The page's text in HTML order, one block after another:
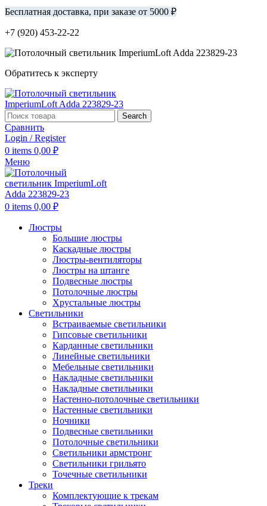
Бесплатная доставка, при заказе от 5000 ₽
+7 (920) 453-22-22
Обратитесь к эксперту
Search
Сравнить
Login / Register
0 items 0,00 ₽
Меню
0 items 0,00 ₽
Люстры
Большие люстры
Каскадные люстры
Люстры-вентиляторы
Люстры на штанге
Подвесные люстры
Потолочные люстры
Хрустальные люстры
Светильники
Встраиваемые светильники
Гипсовые светильники
Карданные светильники
Линейные светильники
Мебельные светильники
Накладные светильники
Накладные светильники
Настенно-потолочные светильники
Настенные светильники
Ночники
Подвесные светильники
Потолочные светильники
Светильники армстронг
Светильники грильято
Точечные светильники
Треки
Комплектующие к трекам